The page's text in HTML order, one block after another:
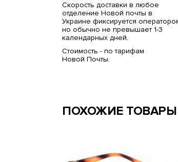
Скорость доставки в любое
отделение Новой почты в
Украине фиксируется
но обычно не превышает 1-3
календарных дней.
Стоимость - по тарифам
Новой Почты.
ПОХОЖИЕ ТОВАРЫ